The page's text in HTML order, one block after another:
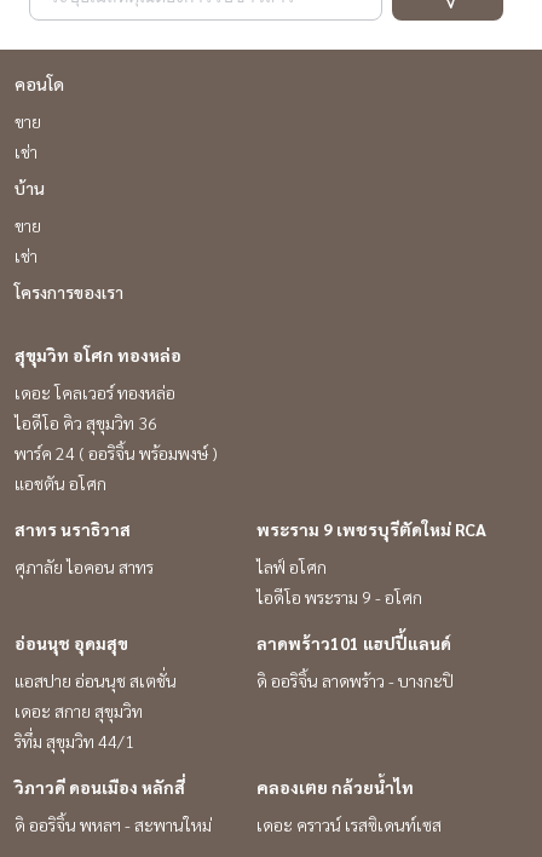
คอนโด
ขาย
เช่า
บ้าน
ขาย
เช่า
โครงการของเรา
สุขุมวิท อโศก ทองหล่อ
เดอะ โคลเวอร์ ทองหล่อ
ไอดีโอ คิว สุขุมวิท 36
พาร์ค 24 ( ออริจิ้น พร้อมพงษ์ )
แอชตัน อโศก
สาทร นราธิวาส
ศุภาลัย ไอคอน สาทร
พระราม 9 เพชรบุรีตัดใหม่ RCA
ไลฟ์ อโศก
ไอดีโอ พระราม 9 - อโศก
อ่อนนุช อุดมสุข
แอสปาย อ่อนนุช สเตชั่น
เดอะ สกาย สุขุมวิท
ริทึ่ม สุขุมวิท 44/1
ลาดพร้าว101 แฮปปี้แลนด์
ดิ ออริจิ้น ลาดพร้าว - บางกะปิ
วิภาวดี ดอนเมือง หลักสี่
ดิ ออริจิ้น พหลฯ - สะพานใหม่
คลองเตย กล้วยน้ำไท
เดอะ คราวน์ เรสซิเดนท์เซส